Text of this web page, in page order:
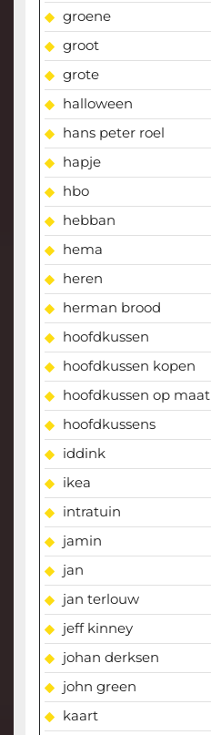
groene
groot
grote
halloween
hans peter roel
hapje
hbo
hebban
hema
heren
herman brood
hoofdkussen
hoofdkussen kopen
hoofdkussen op maat
hoofdkussens
iddink
ikea
intratuin
jamin
jan
jan terlouw
jeff kinney
johan derksen
john green
kaart